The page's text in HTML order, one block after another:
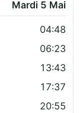
Mardi 5 Mai
04:48
06:23
13:43
17:37
20:55